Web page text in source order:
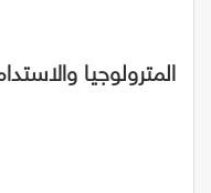
المترولوجيا